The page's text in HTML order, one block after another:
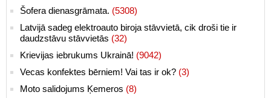
Šofera dienasgrāmata. (5308)
Latvijā sadeg elektroauto biroja stāvvietā, cik droši tie ir
daudzstāvu stāvvietās (32)
Krievijas iebrukums Ukrainā! (9042)
Vecas konfektes bērniem! Vai tas ir ok? (3)
Moto salidojums Ķemeros (8)